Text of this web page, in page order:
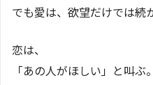
でも愛は、欲望だけでは続
恋は、
「あの人がほしい」と叫ぶ。